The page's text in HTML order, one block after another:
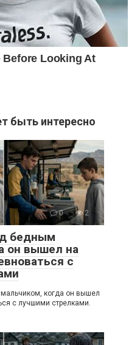
быть интересно
0 2
бедным
он вышел на
с
когда он вышел
с лучшими стрелками.